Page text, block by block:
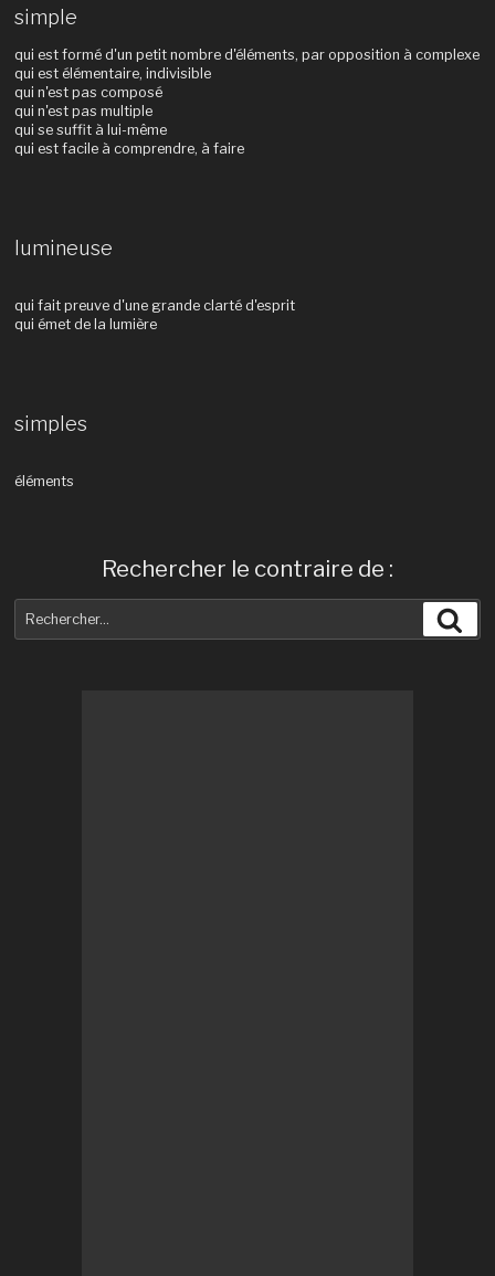
simple
qui est formé d'un petit nombre d'éléments, par opposition à complexe
qui est élémentaire, indivisible
qui n'est pas composé
qui n'est pas multiple
qui se suffit à lui-même
qui est facile à comprendre, à faire
lumineuse
qui fait preuve d'une grande clarté d'esprit
qui émet de la lumière
simples
éléments
Rechercher le contraire de :
pour